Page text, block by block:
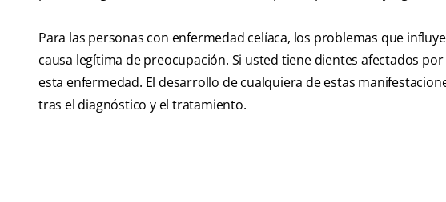
Para las personas con enfermedad celíaca, los problemas que
causa legítima de preocupación. Si usted tiene dientes afectados
esta enfermedad. El desarrollo de cualquiera de estas
tras el diagnóstico y el tratamiento.